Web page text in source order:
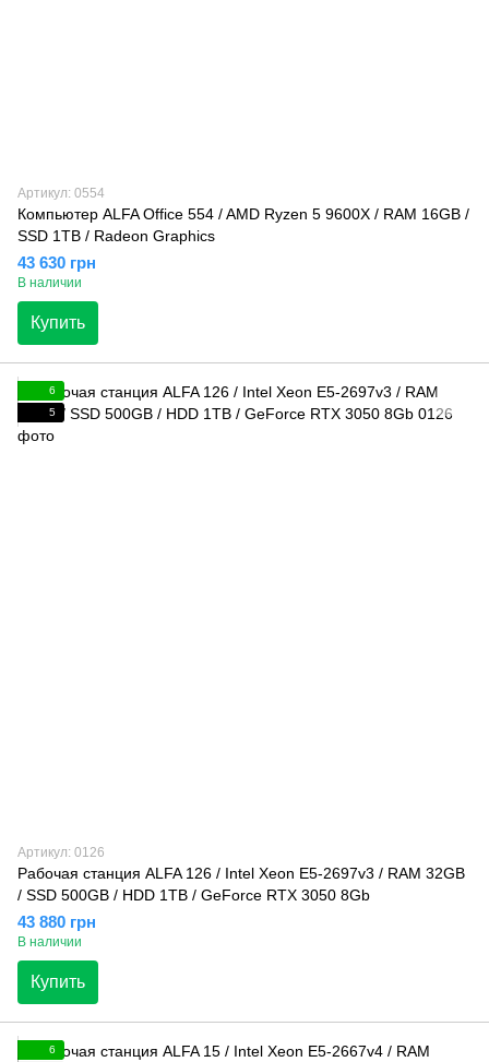
Артикул: 0554
Компьютер ALFA Office 554 / AMD Ryzen 5 9600X / RAM 16GB /
SSD 1TB / Radeon Graphics
43 630 грн
В наличии
Купить
6
5
Артикул: 0126
Рабочая станция ALFA 126 / Intel Xeon E5-2697v3 / RAM 32GB
/ SSD 500GB / HDD 1TB / GeForce RTX 3050 8Gb
43 880 грн
В наличии
Купить
6